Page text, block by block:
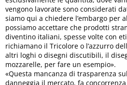
vengono lavorate sono considerati
siamo qui a chiedere l’embargo per
possiamo accettare che prodotti
diventino italiani, spesse volte con
richiamano il Tricolore o l’azzurro
altri loghi o disegni discutibili, il
mozzarelle, per fare un esempio».
«Questa mancanza di trasparenza
danneggia il mercato, fa